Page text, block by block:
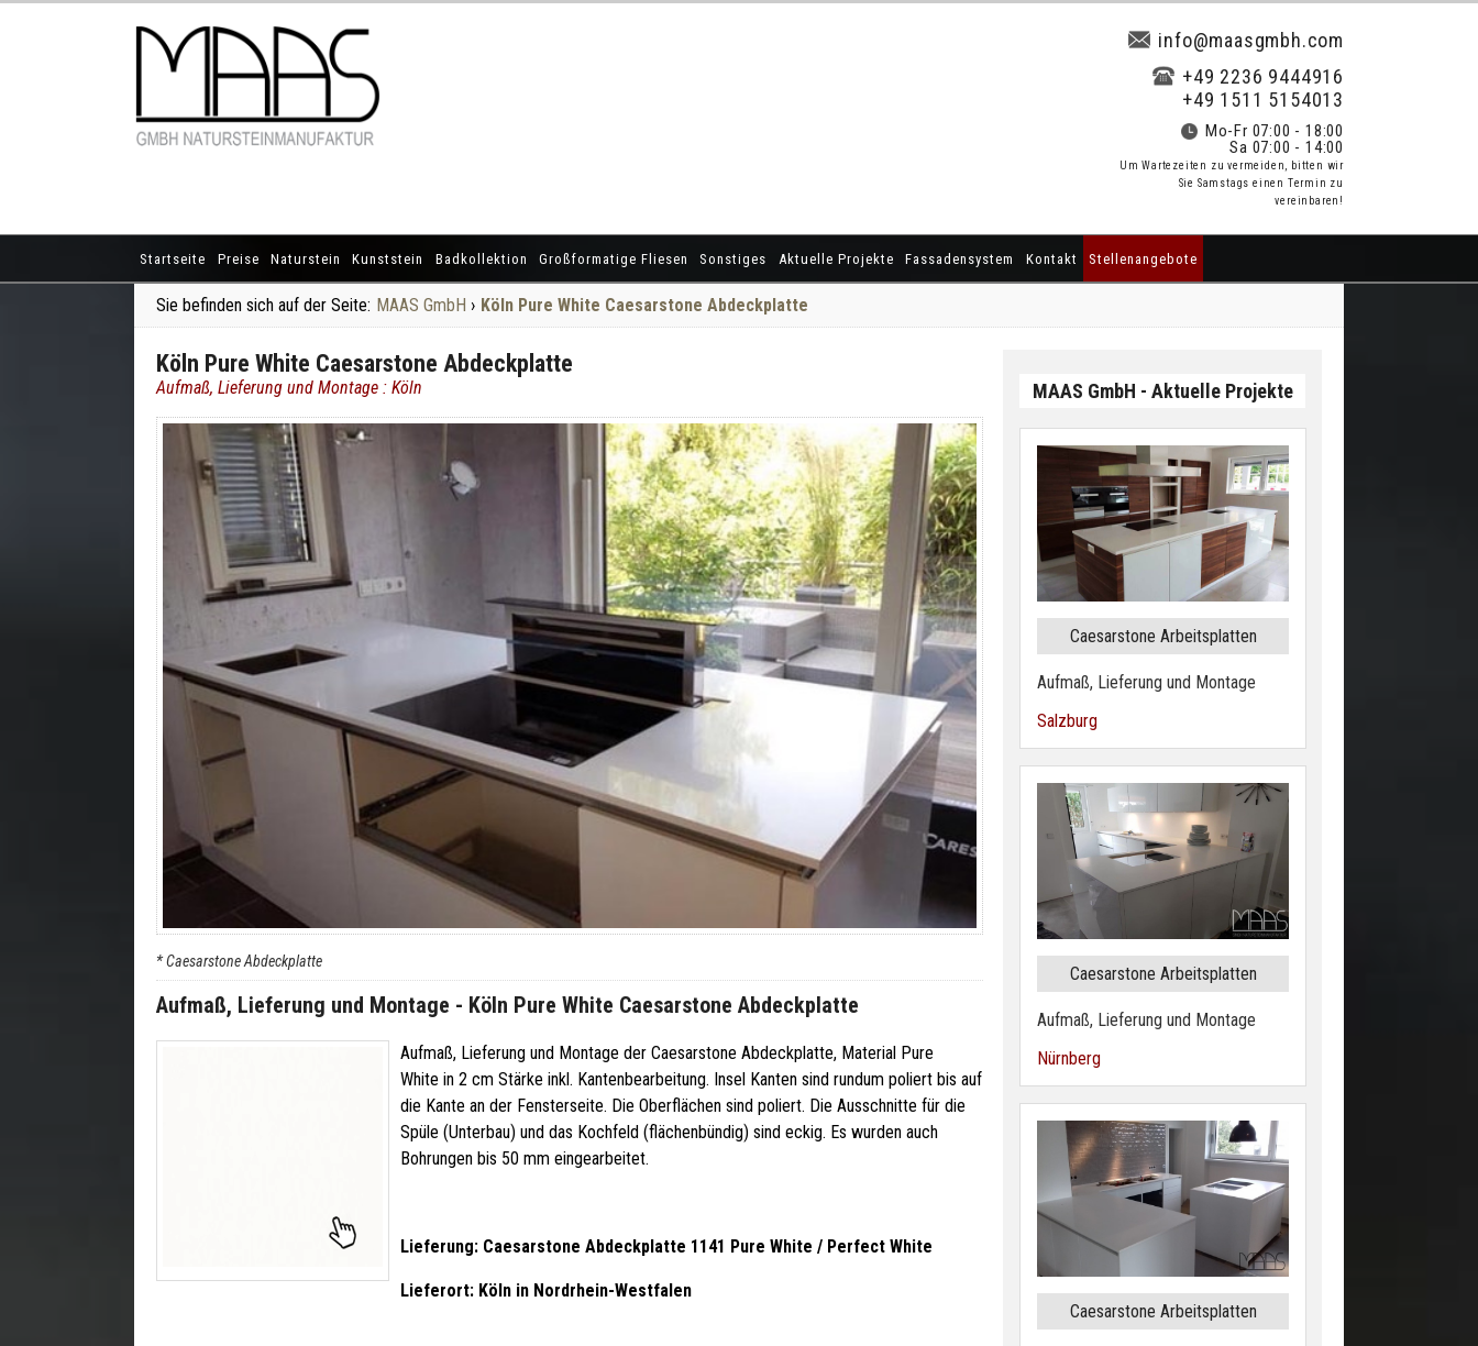
info@maasgmbh.com
+49 2236 9444916
+49 1511 5154013
Mo-Fr 07:00 - 18:00
Sa 07:00 - 14:00
Um Wartezeiten zu vermeiden, bitten wir
Sie Samstags einen Termin zu
vereinbaren!
Startseite Preise Naturstein Kunststein Badkollektion Großformatige Fliesen Sonstiges Aktuelle Projekte Fassadensystem Kontakt Stellenangebote
Sie befinden sich auf der Seite: MAAS GmbH › Köln Pure White Caesarstone Abdeckplatte
Köln Pure White Caesarstone Abdeckplatte
Aufmaß, Lieferung und Montage : Köln
* Caesarstone Abdeckplatte
Aufmaß, Lieferung und Montage - Köln Pure White Caesarstone Abdeckplatte
Aufmaß, Lieferung und Montage der Caesarstone Abdeckplatte, Material Pure
White in 2 cm Stärke inkl. Kantenbearbeitung. Insel Kanten sind rundum poliert bis auf
die Kante an der Fensterseite. Die Oberflächen sind poliert. Die Ausschnitte für die
Spüle (Unterbau) und das Kochfeld (flächenbündig) sind eckig. Es wurden auch
Bohrungen bis 50 mm eingearbeitet.
Lieferung: Caesarstone Abdeckplatte 1141 Pure White / Perfect White
Lieferort: Köln in Nordrhein-Westfalen
MAAS GmbH - Aktuelle Projekte
Caesarstone Arbeitsplatten
Aufmaß, Lieferung und Montage
Salzburg
Caesarstone Arbeitsplatten
Aufmaß, Lieferung und Montage
Nürnberg
Caesarstone Arbeitsplatten